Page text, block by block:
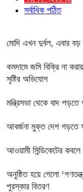
সর্বাধিক পঠিত
মোদি এখন দুর্বল, এবার বড়
কমদামে জমি বিক্রি না
সৃষ্টির অভিযোগ
মন্ত্রিসভা থেকে বাদ
আবর্জনা মুক্ত দেশ গড়তে
‎আওয়ামী সিন্ডিকেটের
অনুষ্ঠিত হয়ে গেলো
পুরস্কার বিতরণ